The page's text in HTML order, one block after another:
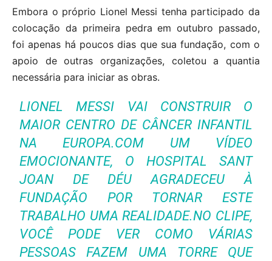
Embora o próprio Lionel Messi tenha participado da
colocação da primeira pedra em outubro passado,
foi apenas há poucos dias que sua fundação, com o
apoio de outras organizações, coletou a quantia
necessária para iniciar as obras.
LIONEL MESSI VAI CONSTRUIR O
MAIOR CENTRO DE CÂNCER INFANTIL
NA EUROPA.COM UM VÍDEO
EMOCIONANTE, O HOSPITAL SANT
JOAN DE DÉU AGRADECEU À
FUNDAÇÃO POR TORNAR ESTE
TRABALHO UMA REALIDADE.NO CLIPE,
VOCÊ PODE VER COMO VÁRIAS
PESSOAS FAZEM UMA TORRE QUE